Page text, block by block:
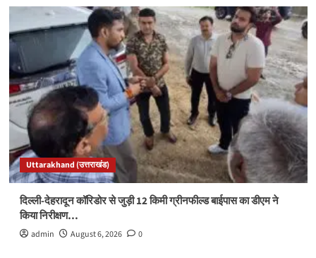
Uttarakhand (उत्तराखंड)
दिल्ली-देहरादून कॉरिडोर से जुड़ी 12 किमी ग्रीनफील्ड बाईपास का डीएम ने
किया निरीक्षण…
admin August 6, 2026 0